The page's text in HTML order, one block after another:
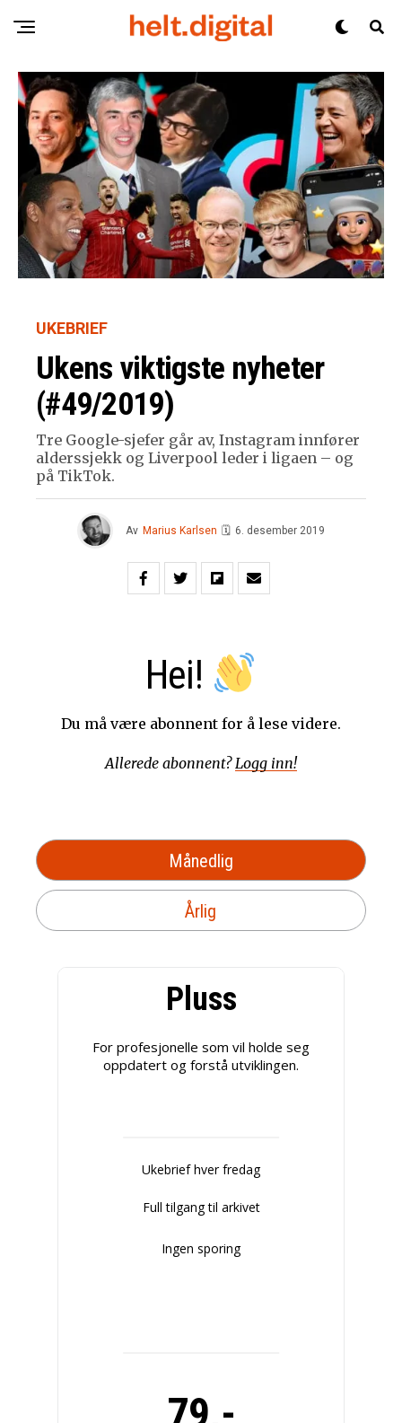
UKEBRIEF
Ukens viktigste nyheter
(#49/2019)
Tre Google-sjefer går av, Instagram innfører
alderssjekk og Liverpool leder i ligaen – og
på TikTok.
Av Marius Karlsen 🗓 6. desember 2019
Hei!
Du må være abonnent for å lese videre.
Allerede abonnent? Logg inn!
Månedlig
Årlig
Pluss
For profesjonelle som vil holde seg
oppdatert og forstå utviklingen.
Ukebrief hver fredag
Full tilgang til arkivet
Ingen sporing